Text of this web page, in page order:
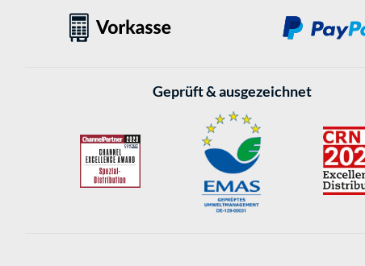
Geprüft & ausgezeichnet